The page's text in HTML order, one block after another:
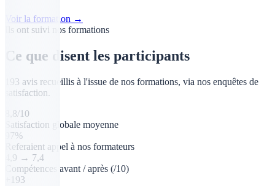
Voir la formation →
Ils ont suivi nos formations
Ce que disent les participants
193 avis recueillis à l'issue de nos formations, via nos enquêtes de
satisfaction.
8,8/10
Satisfaction globale moyenne
97%
Referaient appel à nos formateurs
4,9 → 7,4
Compétences avant / après (/10)
+193